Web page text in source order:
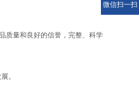
质量和良好的信誉，完整、科学
。
微信扫一扫